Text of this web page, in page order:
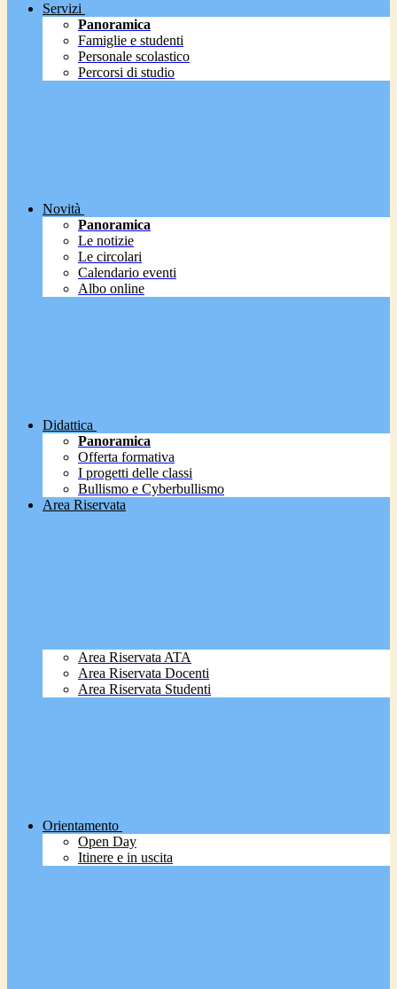
Servizi
Panoramica
Famiglie e studenti
Personale scolastico
Percorsi di studio
Novità
Panoramica
Le notizie
Le circolari
Calendario eventi
Albo online
Didattica
Panoramica
Offerta formativa
I progetti delle classi
Bullismo e Cyberbullismo
Area Riservata
Area Riservata ATA
Area Riservata Docenti
Area Riservata Studenti
Orientamento
Open Day
Itinere e in uscita